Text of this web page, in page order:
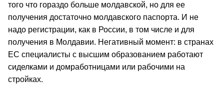
того что гораздо больше молдавской, но для ее
получения достаточно молдавского паспорта. И не
надо регистрации, как в России, в том числе и для
получения в Молдавии. Негативный момент: в странах
ЕС специалисты с высшим образованием работают
сиделками и домработницами или рабочими на
стройках.